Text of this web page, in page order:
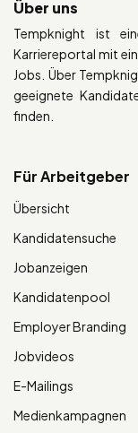
Über uns
Tempknight ist
Karriereportal mit
Jobs. Über
geeignete
finden.
Für Arbeitgeber
Übersicht
Kandidatensuche
Jobanzeigen
Kandidatenpool
Employer Branding
Jobvideos
E-Mailings
Medienkampagnen